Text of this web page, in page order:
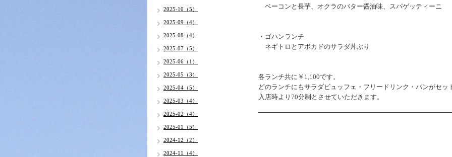
ベーコンと長芋、オクラのバター醤油味、スパゲッティーニ
・ゴハンランチ
ネギトロとアボカドのサラダ丼ぶり
各ランチ共に￥1,100です。
どのランチにもサラダビュッフェ・フリードリンク・パンがセッ
入店時より70分制とさせていただきます。
2025-10（5）
2025-09（4）
2025-08（4）
2025-07（5）
2025-06（1）
2025-05（3）
2025-04（5）
2025-03（4）
2025-02（4）
2025-01（5）
2024-12（2）
2024-11（4）